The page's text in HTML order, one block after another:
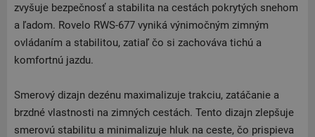
zvyšuje bezpečnosť a stabilita na cestách pokrytých snehom
a ľadom. Rovelo RWS-677 vyniká výnimočným zimným
ovládaním a stabilitou, zatiaľ čo si zachováva tichú a
komfortnú jazdu.
Smerový dizajn dezénu maximalizuje trakciu, zatáčanie a
brzdné vlastnosti na zimných cestách. Tento dizajn zlepšuje
smerovú stabilitu a minimalizuje hluk na ceste, čo prispieva